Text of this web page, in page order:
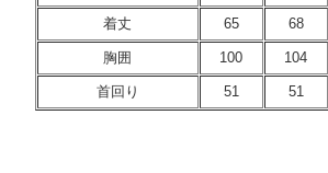
着丈 65 68
胸囲 100 104
首回り 51 51